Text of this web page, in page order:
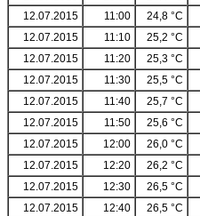
12.07.2015
11:00 24,8 °C
12.07.2015
11:10 25,2 °C
12.07.2015
11:20 25,3 °C
12.07.2015
11:30 25,5 °C
12.07.2015
11:40 25,7 °C
12.07.2015
11:50 25,6 °C
12.07.2015
12:00 26,0 °C
12.07.2015
12:20 26,2 °C
12.07.2015
12:30 26,5 °C
12.07.2015
12:40 26,5 °C